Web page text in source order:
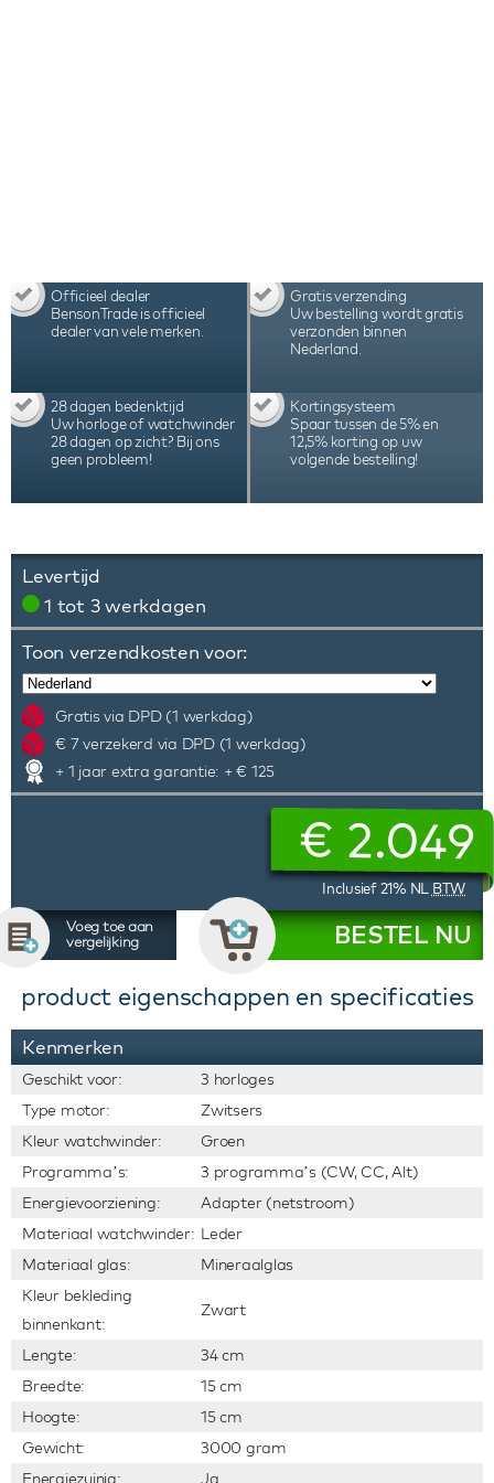
Officieel dealer
BensonTrade is officieel
dealer van vele merken.
Gratis verzending
Uw bestelling wordt gratis
verzonden binnen
Nederland.
28 dagen bedenktijd
Uw horloge of watchwinder
28 dagen op zicht? Bij ons
geen probleem!
Kortingsysteem
Spaar tussen de 5% en
12,5% korting op uw
volgende bestelling!
Levertijd
1 tot 3 werkdagen
Toon verzendkosten voor:
Gratis via DPD (1 werkdag)
€ 7 verzekerd via DPD (1 werkdag)
+ 1 jaar extra garantie: + € 125
€ 2.049
Inclusief 21% NL BTW
Voeg toe aan
vergelijking
BESTEL NU
product eigenschappen en specificaties
Kenmerken
Geschikt voor:
3 horloges
Type motor:
Zwitsers
Kleur watchwinder:
Groen
Programma’s:
3 programma’s (CW, CC, Alt)
Energievoorziening:
Adapter (netstroom)
Materiaal watchwinder: Leder
Materiaal glas:
Mineraalglas
Kleur bekleding
binnenkant:
Zwart
Lengte:
34 cm
Breedte:
15 cm
Hoogte:
15 cm
Gewicht:
3000 gram
Energiezuinig:
Ja